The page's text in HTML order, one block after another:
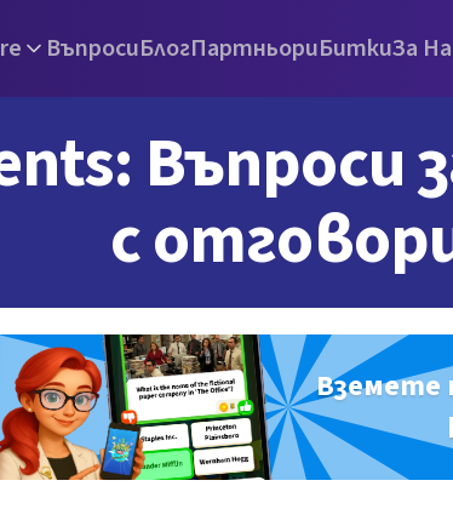
ВъпросиБлогПартньориБиткиЗа
Въпроси
с
Вземете